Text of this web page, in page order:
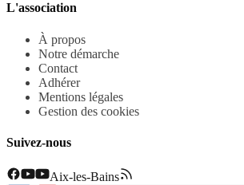
L'association
À propos
Notre démarche
Contact
Adhérer
Mentions légales
Gestion des cookies
Suivez-nous
Aix-les-Bains